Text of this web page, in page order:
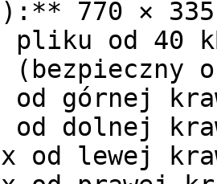
770 ×
pliku od 40